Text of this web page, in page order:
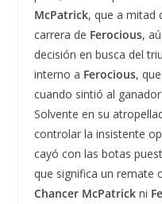
McPatrick, que a mitad
carrera de Ferocious,
decisión en busca del
interno a Ferocious,
cuando sintió al
Solvente en su
controlar la insistente
cayó con las botas
que significa un remate
Chancer McPatrickni